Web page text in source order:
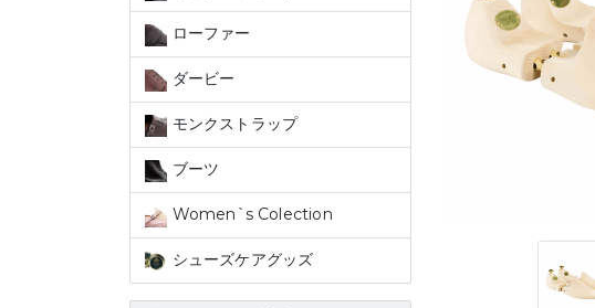
ローファー
ダービー
モンクストラップ
ブーツ
Women`s Colection
シューズケアグッズ